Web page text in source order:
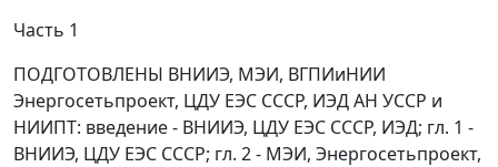
Часть 1
ПОДГОТОВЛЕНЫ ВНИИЭ, МЭИ, ВГПИиНИИ
Энергосетьпроект, ЦДУ ЕЭС СССР, ИЭД АН УССР и
НИИПТ: введение - ВНИИЭ, ЦДУ ЕЭС СССР, ИЭД; гл. 1 -
ВНИИЭ, ЦДУ ЕЭС СССР; гл. 2 - МЭИ, Энергосетьпроект,